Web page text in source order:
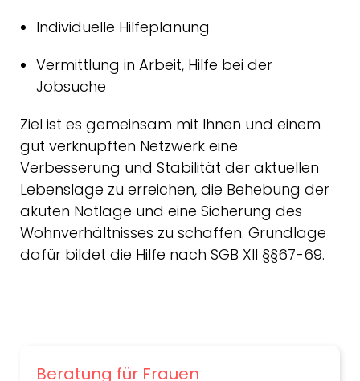
Individuelle Hilfeplanung
Vermittlung in Arbeit, Hilfe bei der
Jobsuche
Ziel ist es gemeinsam mit Ihnen und einem
gut verknüpften Netzwerk eine
Verbesserung und Stabilität der aktuellen
Lebenslage zu erreichen, die Behebung der
akuten Notlage und eine Sicherung des
Wohnverhältnisses zu schaffen. Grundlage
dafür bildet die Hilfe nach SGB XII §§67-69.
Beratung für Frauen